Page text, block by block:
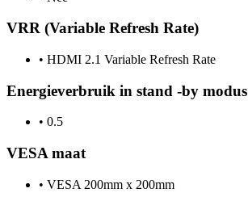
VRR (Variable Refresh Rate)
• HDMI 2.1 Variable Refresh Rate
Energieverbruik in stand -by modus
• 0.5
VESA maat
• VESA 200mm x 200mm